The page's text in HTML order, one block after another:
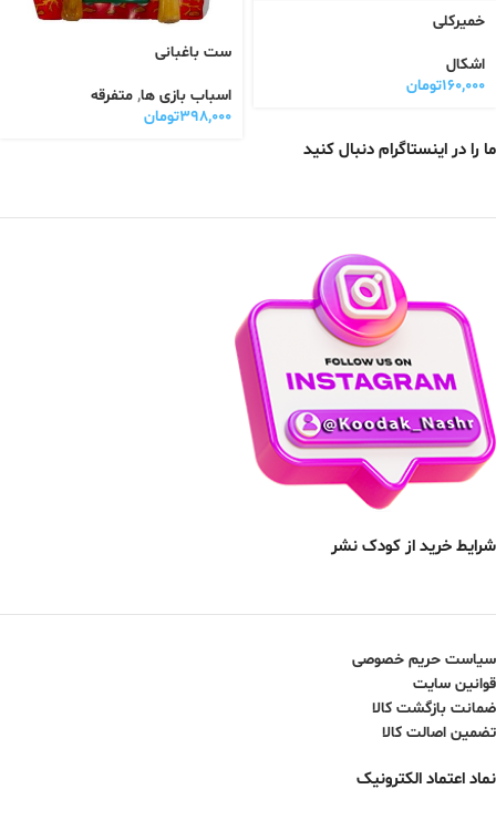
خمیرکلی
اشکال
۱۶۰,۰۰۰تومان
ست باغبانی
اسباب بازی ها, متفرقه
۳۹۸,۰۰۰تومان
ما را در اینستاگرام دنبال کنید
شرایط خرید از کودک نشر
سیاست حریم خصوصی
قوانین سایت
ضمانت بازگشت کالا
تضمین اصالت کالا
نماد اعتماد الکترونیک